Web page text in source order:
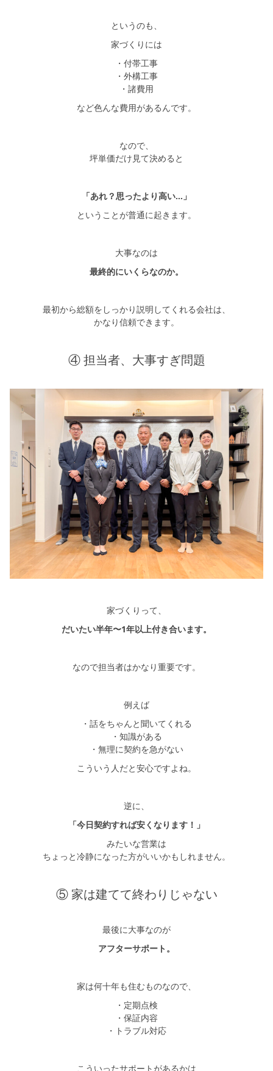
というのも、
家づくりには
・付帯工事
・外構工事
・諸費用
など色んな費用があるんです。
なので、
坪単価だけ見て決めると
「あれ？思ったより高い…」
ということが普通に起きます。
大事なのは
最終的にいくらなのか。
最初から総額をしっかり説明してくれる会社は、
かなり信頼できます。
④ 担当者、大事すぎ問題
家づくりって、
だいたい半年〜1年以上付き合います。
なので担当者はかなり重要です。
例えば
・話をちゃんと聞いてくれる
・知識がある
・無理に契約を急がない
こういう人だと安心ですよね。
逆に、
「今日契約すれば安くなります！」
みたいな営業は
ちょっと冷静になった方がいいかもしれません。
⑤ 家は建てて終わりじゃない
最後に大事なのが
アフターサポート。
家は何十年も住むものなので、
・定期点検
・保証内容
・トラブル対応
こういったサポートがあるかは